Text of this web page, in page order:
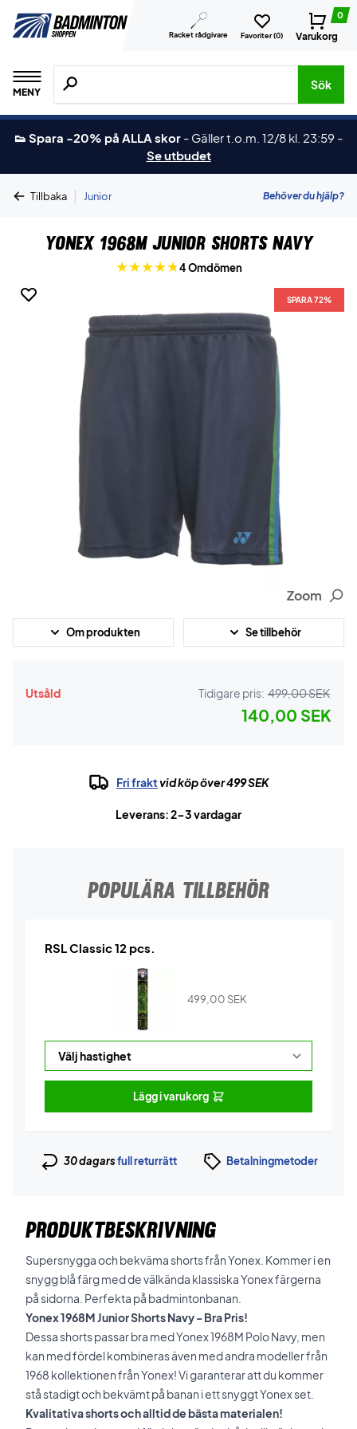
Racket rådgivare Favoriter (0)
0
Varukorg
MENY
Sök efter produkter, märken osv.
Sök
👟 Spara -20% på ALLA skor - Gäller t.o.m. 12/8 kl. 23:59 -
Se utbudet
Tillbaka | Junior Behöver du hjälp?
Yonex 1968M Junior Shorts Navy
4 Omdömen
SPARA 72%
Zoom
Om produkten Se tillbehör
Utsåld Tidigare pris: 499,00 SEK
140,00 SEK
Fri fraktvid köp över 499 SEK
Leverans: 2-3 vardagar
POPULÄRA TILLBEHÖR
RSL Classic 12 pcs.
499,00 SEK
Lägg i varukorg
30 dagarsfull returrätt Betalningmetoder
PRODUKTBESKRIVNING
Supersnygga och bekväma shorts från Yonex. Kommer i en
snygg blå färg med de välkända klassiska Yonex färgerna
på sidorna. Perfekta på badmintonbanan.
Yonex 1968M Junior Shorts Navy - Bra Pris!
Dessa shorts passar bra med Yonex 1968M Polo Navy, men
kan med fördel kombineras även med andra modeller från
1968 kollektionen från Yonex! Vi garanterar att du kommer
stå stadigt och bekvämt på banan i ett snyggt Yonex set.
Kvalitativa shorts och alltid de bästa materialen!